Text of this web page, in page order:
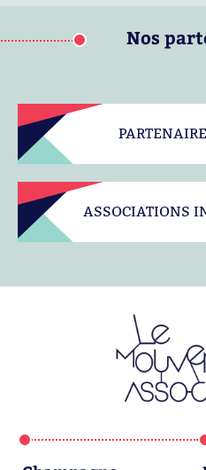
Nos
ASSOCIATIONS